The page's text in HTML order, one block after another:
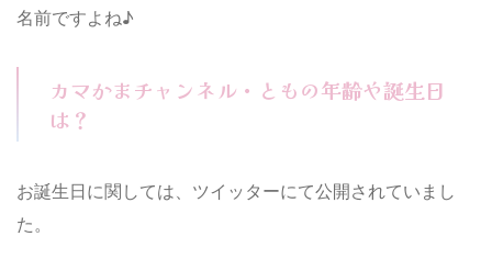
名前ですよね♪
カマかまチャンネル・ともの年齢や誕生日
は？
お誕生日に関しては、ツイッターにて公開されていまし
た。